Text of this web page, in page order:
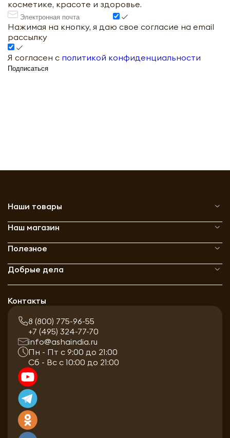
косметике, красоте и здоровье.
Нажимая на кнопку, я даю свое согласие на email
рассылку
Я согласен с политикой конфиденциальности
Подписаться
Наши товары
Наш магазин
Полезное
Добрые дела
Контакты
8 (800) 775-96-55
+7 (495) 324-77-70
info@ashaindia.ru
Пн - Пт с 9:00 до 21:00
Сб - Вс с 10:00 до 21:00